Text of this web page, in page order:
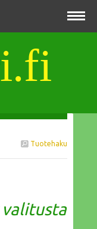
Tuotehaku